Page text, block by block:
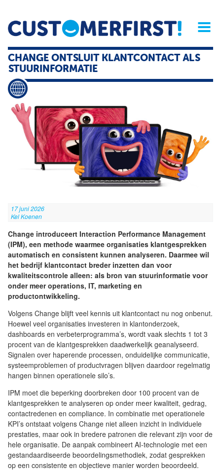
Home Opinie Archief
Magazine
Service
Buyers'Guide
CHANGE ONTSLUIT KLANTCONTACT ALS
STUURINFORMATIE
17 juni 2026
Kel Koenen
Change introduceert Interaction Performance Management
(IPM), een methode waarmee organisaties klantgesprekken
automatisch en consistent kunnen analyseren. Daarmee wil
het bedrijf klantcontact breder inzetten dan voor
kwaliteitscontrole alleen: als bron van stuurinformatie voor
onder meer operations, IT, marketing en
productontwikkeling.
Volgens Change blijft veel kennis uit klantcontact nu nog onbenut.
Hoewel veel organisaties investeren in klantonderzoek,
dashboards en verbeterprogramma’s, wordt vaak slechts 1 tot 3
procent van de klantgesprekken daadwerkelijk geanalyseerd.
Signalen over haperende processen, onduidelijke communicatie,
systeemproblemen of productvragen blijven daardoor regelmatig
hangen binnen operationele silo’s.
IPM moet die beperking doorbreken door 100 procent van de
klantgesprekken te analyseren op onder meer kwaliteit, gedrag,
contactredenen en compliance. In combinatie met operationele
KPI’s ontstaat volgens Change niet alleen inzicht in individuele
prestaties, maar ook in bredere patronen die relevant zijn voor de
hele organisatie. De aanpak combineert AI-technologie met een
gestandaardiseerde beoordelingsmethodiek, zodat gesprekken
op een consistente en objectieve manier worden beoordeeld.